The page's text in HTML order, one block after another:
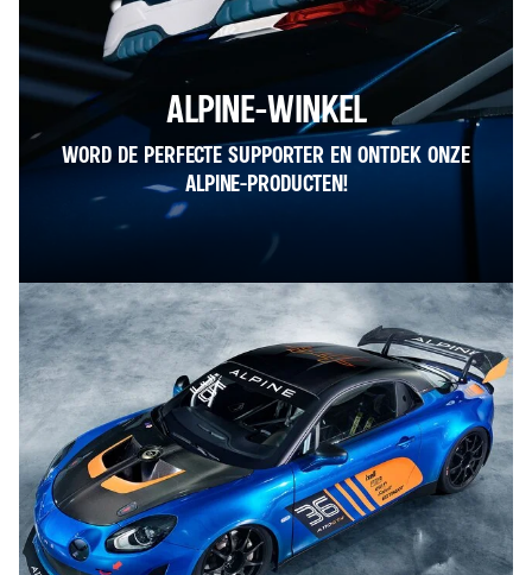
ALPINE-WINKEL
WORD DE PERFECTE SUPPORTER EN ONTDEK ONZE
ALPINE-PRODUCTEN!